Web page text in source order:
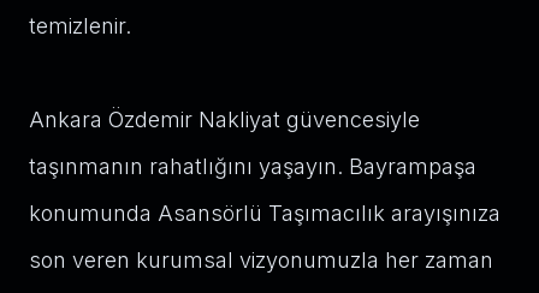
temizlenir.
Ankara Özdemir Nakliyat güvencesiyle
taşınmanın rahatlığını yaşayın. Bayrampaşa
konumunda Asansörlü Taşımacılık arayışınıza
son veren kurumsal vizyonumuzla her zaman